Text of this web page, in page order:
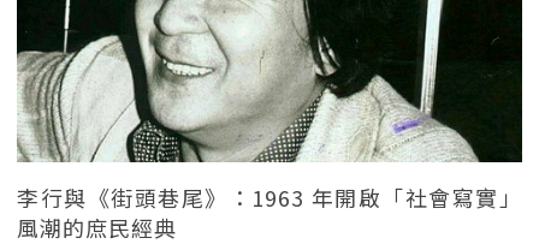
李行與《街頭巷尾》：1963 年開啟「社會寫實」
風潮的庶民經典